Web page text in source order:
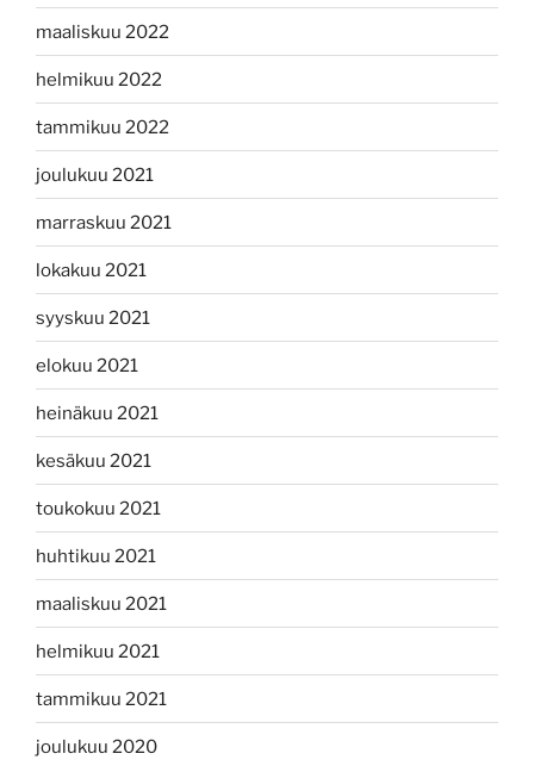
maaliskuu 2022
helmikuu 2022
tammikuu 2022
joulukuu 2021
marraskuu 2021
lokakuu 2021
syyskuu 2021
elokuu 2021
heinäkuu 2021
kesäkuu 2021
toukokuu 2021
huhtikuu 2021
maaliskuu 2021
helmikuu 2021
tammikuu 2021
joulukuu 2020